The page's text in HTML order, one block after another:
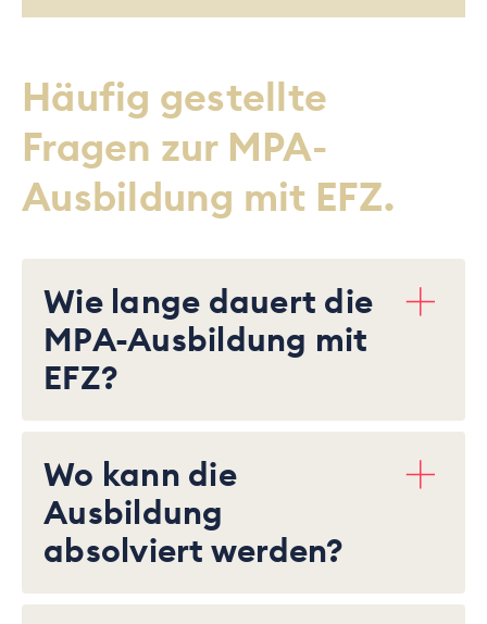
Häufig gestellte
Fragen zur MPA-
Ausbildung mit EFZ.
Wie lange dauert die
MPA-Ausbildung mit
EFZ?
Wo kann die
Ausbildung
absolviert werden?